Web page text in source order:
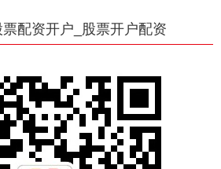
配资开户_股票开户配资